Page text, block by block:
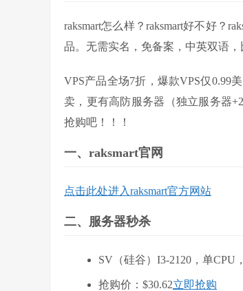
raksmart怎么样？raksmart好不好？
品。无需实名，免备案，中英双语，
VPS产品全场7折，爆款VPS仅0.99
卖，更有高防服务器（独立服务器
抢购吧！！！
一、raksmart官网
点击此处进入raksmart官方网站
二、服务器秒杀
SV（硅谷）I3-2120，单CPU
抢购价：$30.62立即抢购